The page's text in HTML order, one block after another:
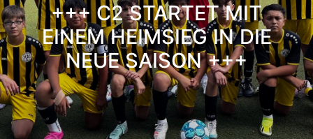
+++ C2 STARTET MIT
EINEM HEIMSIEG IN DIE
NEUE SAISON +++